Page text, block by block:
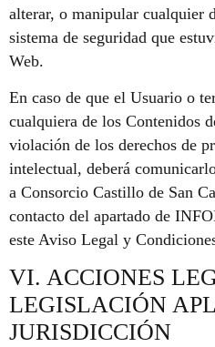
alterar, o manipular cualquier
sistema de seguridad que
Web.
En caso de que el Usuario o
cualquiera de los Contenidos
violación de los derechos de
intelectual, deberá
a Consorcio Castillo de San
contacto del apartado de
este Aviso Legal y
VI. ACCIONES
LEGISLACIÓN
JURISDICCIÓN